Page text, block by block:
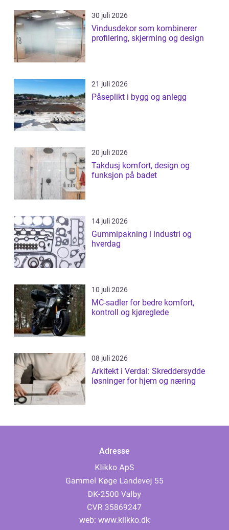
30 juli 2026
Vindusdekor som kombinerer
profilering, skjerming og design
21 juli 2026
Påseplikt i bygg og anlegg
20 juli 2026
Takdusj komfort, design og
funksjon på badet
14 juli 2026
Gummipakning i industri og
hverdag
10 juli 2026
MC-sadler for bedre komfort,
kontroll og kjøreglede
08 juli 2026
Arkitekt i Verdal: Skreddersydde
løsninger for hjem og næring
Adresse
web: www.klikko.dk